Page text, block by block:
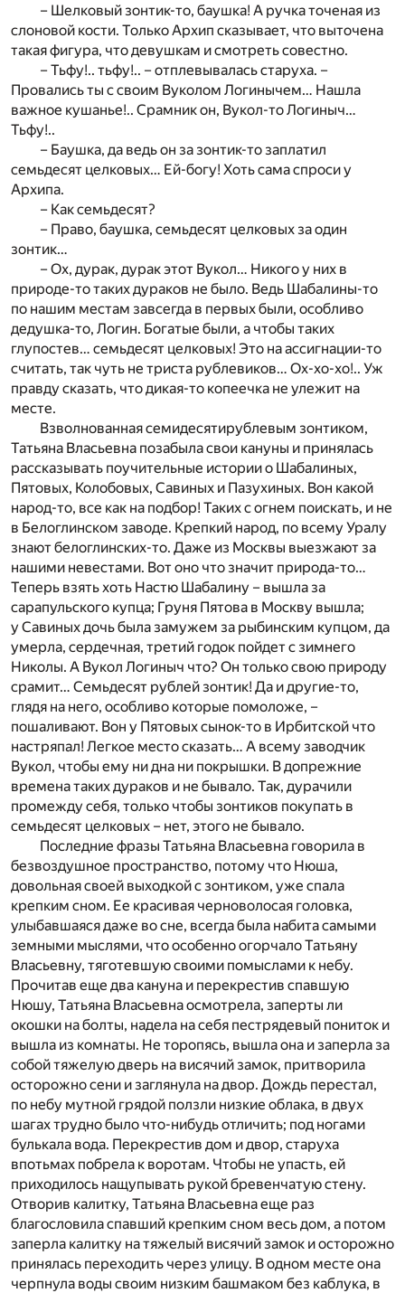
– Шелковый зонтик-то, баушка! А ручка точеная из
слоновой кости. Только Архип сказывает, что выточена
такая фигура, что девушкам и смотреть совестно.
– Тьфу!.. тьфу!.. – отплевывалась старуха. –
Провались ты с своим Вуколом Логинычем… Нашла
важное кушанье!.. Срамник он, Вукол-то Логиныч…
Тьфу!..
– Баушка, да ведь он за зонтик-то заплатил
семьдесят целковых… Ей-богу! Хоть сама спроси у
Архипа.
– Как семьдесят?
– Право, баушка, семьдесят целковых за один
зонтик…
– Ох, дурак, дурак этот Вукол… Никого у них в
природе-то таких дураков не было. Ведь Шабалины-то
по нашим местам завсегда в первых были, особливо
дедушка-то, Логин. Богатые были, а чтобы таких
глупостев… семьдесят целковых! Это на ассигнации-то
считать, так чуть не триста рублевиков… Ох-хо-хо!.. Уж
правду сказать, что дикая-то копеечка не улежит на
месте.
Взволнованная семидесятирублевым зонтиком,
Татьяна Власьевна позабыла свои кануны и принялась
рассказывать поучительные истории о Шабалиных,
Пятовых, Колобовых, Савиных и Пазухиных. Вон какой
народ-то, все как на подбор! Таких с огнем поискать, и не
в Белоглинском заводе. Крепкий народ, по всему Уралу
знают белоглинских-то. Даже из Москвы выезжают за
нашими невестами. Вот оно что значит природа-то…
Теперь взять хоть Настю Шабалину – вышла за
сарапульского купца; Груня Пятова в Москву вышла;
у Савиных дочь была замужем за рыбинским купцом, да
умерла, сердечная, третий годок пойдет с зимнего
Николы. А Вукол Логиныч что? Он только свою природу
срамит… Семьдесят рублей зонтик! Да и другие-то,
глядя на него, особливо которые помоложе, –
пошаливают. Вон у Пятовых сынок-то в Ирбитской что
настряпал! Легкое место сказать… А всему заводчик
Вукол, чтобы ему ни дна ни покрышки. В допрежние
времена таких дураков и не бывало. Так, дурачили
промежду себя, только чтобы зонтиков покупать в
семьдесят целковых – нет, этого не бывало.
Последние фразы Татьяна Власьевна говорила в
безвоздушное пространство, потому что Нюша,
довольная своей выходкой с зонтиком, уже спала
крепким сном. Ее красивая черноволосая головка,
улыбавшаяся даже во сне, всегда была набита самыми
земными мыслями, что особенно огорчало Татьяну
Власьевну, тяготевшую своими помыслами к небу.
Прочитав еще два кануна и перекрестив спавшую
Нюшу, Татьяна Власьевна осмотрела, заперты ли
окошки на болты, надела на себя пестрядевый пониток и
вышла из комнаты. Не торопясь, вышла она и заперла за
собой тяжелую дверь на висячий замок, притворила
осторожно сени и заглянула на двор. Дождь перестал,
по небу мутной грядой ползли низкие облака, в двух
шагах трудно было что-нибудь отличить; под ногами
булькала вода. Перекрестив дом и двор, старуха
впотьмах побрела к воротам. Чтобы не упасть, ей
приходилось нащупывать рукой бревенчатую стену.
Отворив калитку, Татьяна Власьевна еще раз
благословила спавший крепким сном весь дом, а потом
заперла калитку на тяжелый висячий замок и осторожно
принялась переходить через улицу. В одном месте она
черпнула воды своим низким башмаком без каблука, в